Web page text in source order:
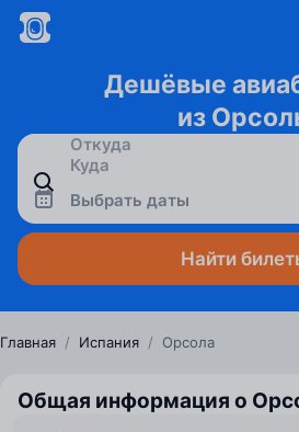
Дешёвые
из
Выбрать даты
Найти
Главная / Испания / Орсола
Общая информация о